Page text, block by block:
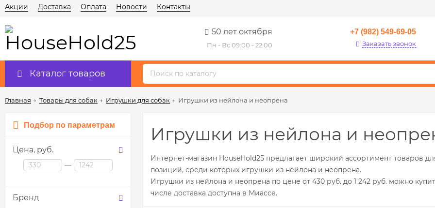
Акции Доставка Оплата Новости Контакты
50 лет октября
Пн - Вс 09:00 - 22:00
+7 (982) 549-69-05
Заказать звонок
Каталог товаров
Главная → Товары для собак → Игрушки для собак → Игрушки из нейлона и неопрена
Подбор по параметрам
Цена, руб.
—
Бренд
Игрушки из нейлона и
Интернет-магазин HouseHold25 предлагает широкий ассортимент товаров
позиций, среди которых игрушки из нейлона и неопрена.
Игрушки из нейлона и неопрена по цене от 430 руб. до 1 242 руб. можно
числе доставка доступна в Миассе.